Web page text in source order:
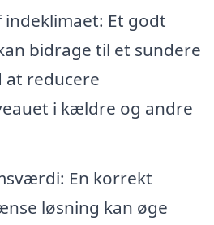
Et godt
bidrage til et sundere
at reducere
i kældre og andre
En korrekt
løsning kan øge